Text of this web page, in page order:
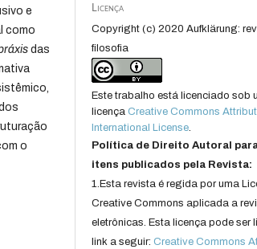
e
como
das
o
Licença
Copyright (c) 2020 Aufklärung:
filosofia
Este trabalho está licenciado sob
licençaCreative Commons
International License.
Política de Direito Autoral
itens publicados pela Revista:
1.Esta revista é regida por uma
Creative Commons aplicada a
eletrônicas. Esta licença pode ser
link a seguir:Creative Commons